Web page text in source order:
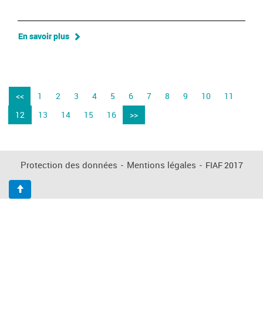
En savoir plus
<< 1 2 3 4 5 6 7 8 9 10
11
12
13 14 15 16 >>
Protection des données - Mentions légales - FIAF 2017